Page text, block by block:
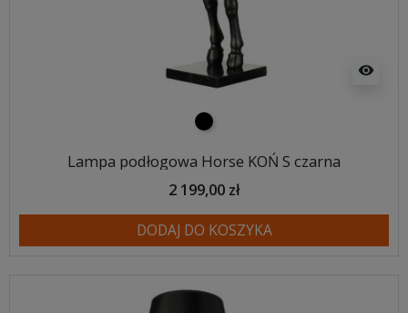
visibility
czarny
Lampa podłogowa Horse KOŃ S czarna
2 199,00 zł
DODAJ DO KOSZYKA